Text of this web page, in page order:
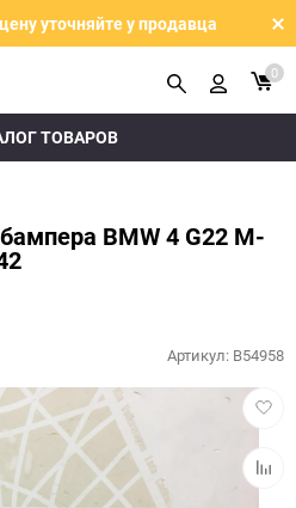
уточняйте у продавца
ТОВАРОВ
0
BMW 4 G22 M-
в
к
Артикул: B54958